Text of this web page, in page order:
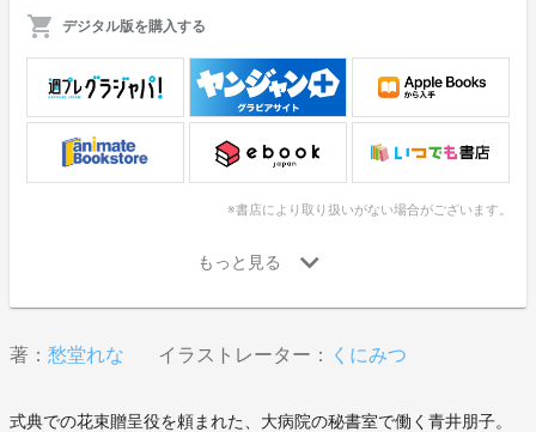
デジタル版を購入する
※書店により取り扱いがない場合がございます。
著： 愁堂れな イラストレーター： くにみつ
式典での花束贈呈役を頼まれた、大病院の秘書室で働く青井朋子。